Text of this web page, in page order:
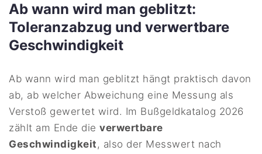
Ab wann wird man geblitzt:
Toleranzabzug und verwertbare
Geschwindigkeit
Ab wann wird man geblitzt hängt praktisch davon
ab, ab welcher Abweichung eine Messung als
Verstoß gewertet wird. Im Bußgeldkatalog 2026
zählt am Ende dieverwertbare
Geschwindigkeit, also der Messwert nach